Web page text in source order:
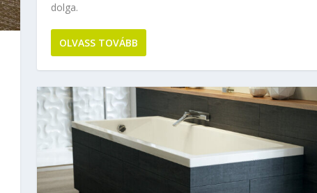
dolga.
OLVASS TOVÁBB